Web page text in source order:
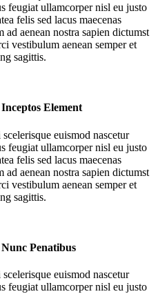
feugiat ullamcorper nisl eu justo
felis sed lacus maecenas
aenean nostra sapien dictumst
vestibulum aenean semper et
sagittis.
Element
euismod nascetur
feugiat ullamcorper nisl eu justo
felis sed lacus maecenas
aenean nostra sapien dictumst
vestibulum aenean semper et
sagittis.
Penatibus
euismod nascetur
feugiat ullamcorper nisl eu justo